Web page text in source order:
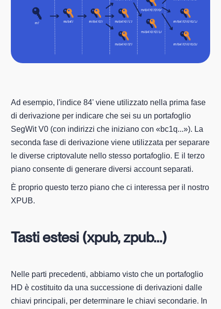
Ad esempio, l'indice 84' viene utilizzato nella prima fase
di derivazione per indicare che sei su un portafoglio
SegWit V0 (con indirizzi che iniziano con «bc1q...»). La
seconda fase di derivazione viene utilizzata per separare
le diverse criptovalute nello stesso portafoglio. E il terzo
piano consente di generare diversi account separati.
È proprio questo terzo piano che ci interessa per il nostro
XPUB.
Tasti estesi (xpub, zpub...)
Nelle parti precedenti, abbiamo visto che un portafoglio
HD è costituito da una successione di derivazioni dalle
chiavi principali, per determinare le chiavi secondarie. In